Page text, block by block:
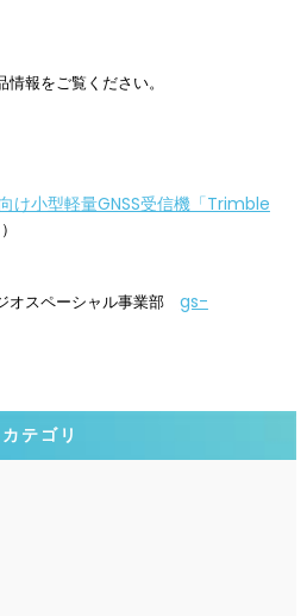
報をご覧ください。
け小型軽量GNSS受信機「Trimble
スペーシャル事業部 gs-
カテゴリ